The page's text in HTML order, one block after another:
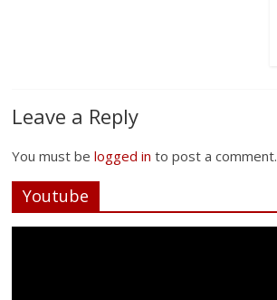
Leave a Reply
You must belogged in to post a comment.
Youtube